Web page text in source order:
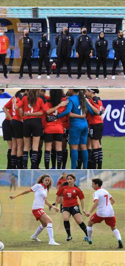
الدوري المصري
الدوري الإنجليزي الممتاز
الدوري الإسباني
الدوري الإيطالي
الدوري الألماني
الدوري التركي
الدوري الفرنسي
الدوري السعودي للمحترفين
دوري أبطال أوروبا
دوري أبطال إفريقيا